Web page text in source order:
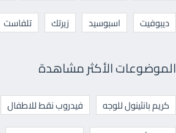
ديبوفيت
اسبوسيد زيرتك تلفاست
الموضوعات الأكثر مشاهدة
كريم بانثينول للوجه
فيدروب نقط للاطفال